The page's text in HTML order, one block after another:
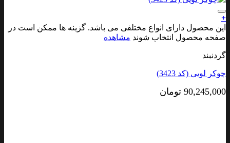
افزودن به علاقه مندی ها+
این محصول دارای انواع مختلفی می باشد. گزینه ها ممکن است در
صفحه محصول انتخاب شوند مشاهده
گردنبند
چوکر لویی (کد 3423)
90,245,000 تومان